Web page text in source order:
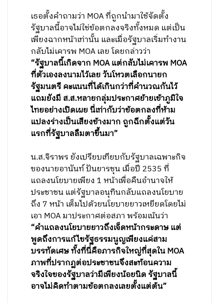
เธอตั้งคำถามว่า MOA ที่ถูกนำมาใช้จัดตั้ง
รัฐบาลนี้อาจไม่ใช่ข้อตกลงจริงทั้งหมด แต่เป็น
เพียงฉากหน้าเท่านั้น และเมื่อรัฐบาลเริ่มทำงาน
กลับไม่เคารพ MOA เลย โดยกล่าวว่า
“รัฐบาลนี้เกิดจาก MOA แต่กลับไม่เคารพ MOA
ที่ตัวเองลงนามไว้เลย วันโหวตเลือกนายก
รัฐมนตรี คะแนนที่ได้เกินกว่าที่คำนวณกันไว้
แถมยังมี ส.ส.หลายกลุ่มประกาศย้ายเข้าภูมิใจ
ไทยอย่างเปิดเผย นี่เท่ากับว่าข้อตกลงที่ห้าม
แปลงร่างเป็นเสียงข้างมาก ถูกฉีกตั้งแต่วัน
แรกที่รัฐบาลลืมตาขึ้นมา”
น.ส.จิราพร ยังเปรียบเทียบกับรัฐบาลเฉพาะกิจ
ของนายอานันท์ ปันยารชุน เมื่อปี 2535 ที่
แถลงนโยบายเพียง 1 หน้าเพื่อคืนอำนาจให้
ประชาชน แต่รัฐบาลอนุทินกลับแถลงนโยบาย
ถึง 7 หน้า เต็มไปด้วยนโยบายยาวเหยียดโดยไม่
เอา MOA มาประกาศต่อสภา พร้อมเน้นว่า
“คำแถลงนโยบายยาวถึงเจ็ดหน้ากระดาษ แต่
พูดถึงการแก้ไขรัฐธรรมนูญเพียงแค่สาม
บรรทัดเศษ ทั้งที่นี่คือภารกิจใหญ่ที่สุดใน MOA
ภาพที่ปรากฏต่อประชาชนจึงสะท้อนความ
จริงใจของรัฐบาลว่ามีเพียงน้อยนิด รัฐบาลนี้
อาจไม่คิดทำตามข้อตกลงเลยตั้งแต่ต้น”